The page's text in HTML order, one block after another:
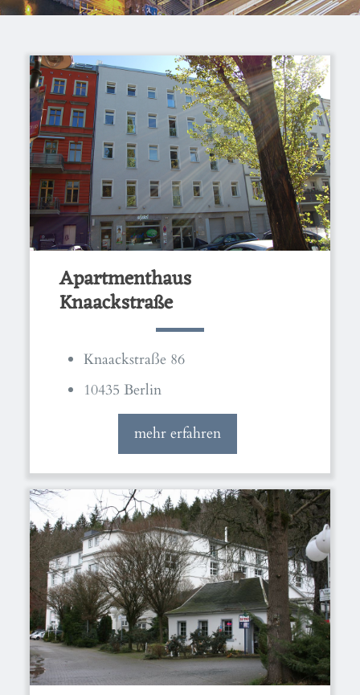
Apartmenthaus
Knaackstraße
Knaackstraße 86
10435 Berlin
mehr erfahren